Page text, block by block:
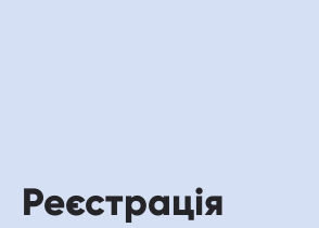
Реєстрація